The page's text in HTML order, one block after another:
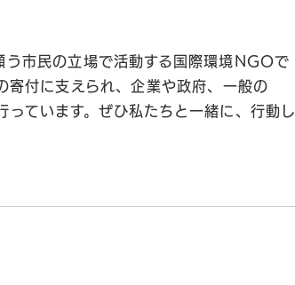
う市民の立場で活動する国際環境NGOで
付に支えられ、企業や政府、一般の
ています。ぜひ私たちと一緒に、行動し